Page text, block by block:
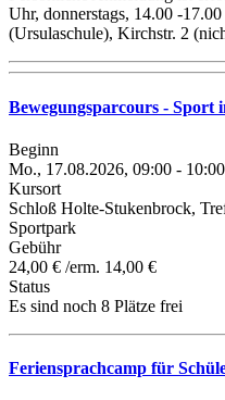
Uhr, donnerstags, 14.00 -
(Ursulaschule), Kirchstr. 2
Bewegungsparcours - Sport
Beginn
Mo., 17.08.2026, 09:00 -
Kursort
Schloß Holte-Stukenbrock,
Sportpark
Gebühr
24,00 € /erm. 14,00 €
Status
Es sind noch 8 Plätze frei
Feriensprachcamp für